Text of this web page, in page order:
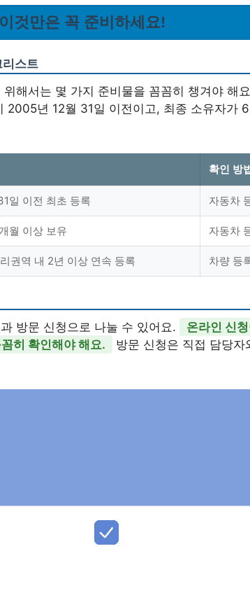
것만은 꼭 준비하세요!
리스트
해서는 몇 가지 준비물을 꼼꼼히 챙겨야 해
2005년 12월 31일 이전이고, 최종 소유자가
확인 방
일 이전 최초 등록 자동차
월 이상 보유 자동차
권역 내 2년 이상 연속 등록 차량 등
방문 신청으로 나눌 수 있어요.
온라인 신
히 확인해야 해요.
방문 신청은 직접 담당